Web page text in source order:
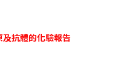
抗體的化驗報告